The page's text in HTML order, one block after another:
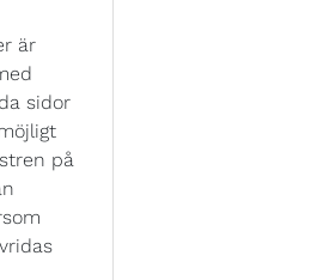
är
sidor
på